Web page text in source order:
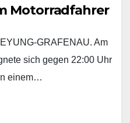
Motorradfahrer
GRAFENAU. Am
sich gegen 22:00 Uhr
einem…